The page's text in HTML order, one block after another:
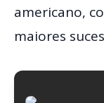
americano,
maiores